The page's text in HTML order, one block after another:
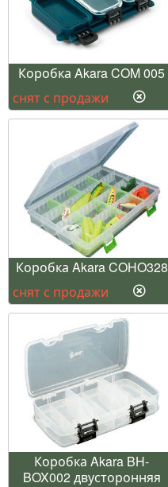
Коробка Akara COM 005
снят с продажи
Коробка Akara COHO328
снят с продажи
Коробка Akara BH-
BOX002 двусторонняя